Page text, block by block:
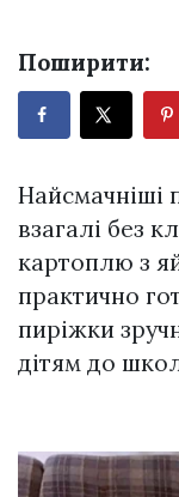
Поширити:
Найсмачніші
взагалі без
картоплю з
практично
пиріжки
дітям до